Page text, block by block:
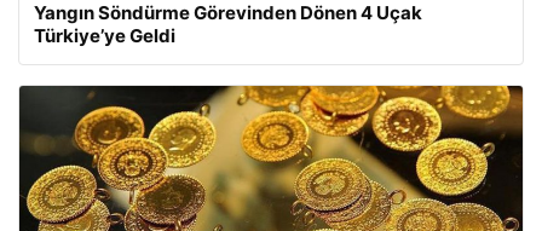
Yangın Söndürme Görevinden Dönen 4 Uçak
Türkiye’ye Geldi